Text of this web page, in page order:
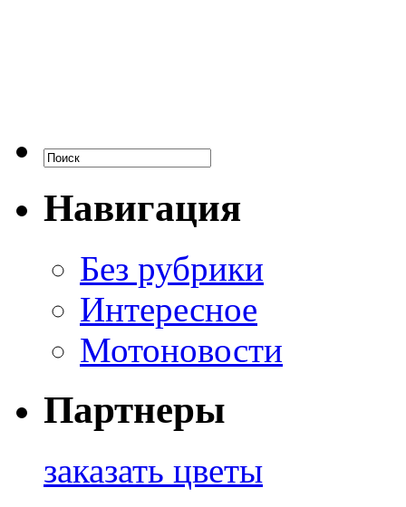
Навигация
Без рубрики
Интересное
Мотоновости
Партнеры
заказать цветы